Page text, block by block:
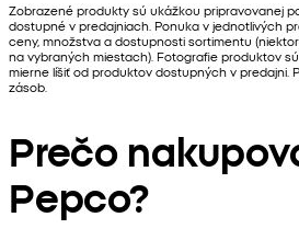
Zobrazené produkty sú ukážkou pripravovanej
dostupné v predajniach. Ponuka v jednotlivých
ceny, množstva a dostupnosti sortimentu
na vybraných miestach). Fotografie produktov
mierne líšiť od produktov dostupných v predajni.
zásob.
Prečo
Pepco?